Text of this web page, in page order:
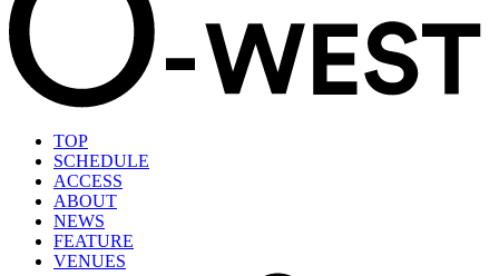
TOP
SCHEDULE
ACCESS
ABOUT
NEWS
FEATURE
VENUES